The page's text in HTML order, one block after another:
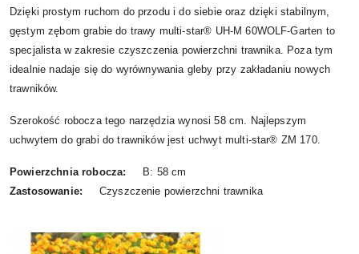
Dzięki prostym ruchom do przodu i do siebie oraz dzięki stabilnym,
gęstym zębom grabie do trawy multi-star® UH-M 60WOLF-Garten to
specjalista wzakresie czyszczenia powierzchni trawnika. Poza tym
idealnie nadaje się do wyrównywania gleby przy zakładaniu nowych
trawników.
Szerokość robocza tego narzędzia wynosi 58 cm. Najlepszym
uchwytem do grabi do trawników jest uchwyt multi-star® ZM 170.
Powierzchnia robocza:
B: 58 cm
Zastosowanie: Czyszczenie powierzchni trawnika